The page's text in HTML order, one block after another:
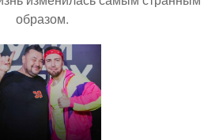
образом.